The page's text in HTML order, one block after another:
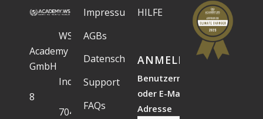
WS
Academy
GmbH
Industriegelände
8
7041
Impressum
AGBs
Datenschutz
Support
FAQs
HILFE
ANMELDESTATUS
Benutzername
oder E-Mail-
Adresse